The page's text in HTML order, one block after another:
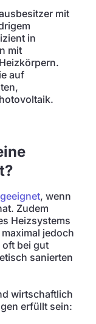
mit
in
mit
auf
, wenn
Zudem
Heizsystems
maximal jedoch
oft bei gut
sanierten
wirtschaftlich
erfüllt sein: